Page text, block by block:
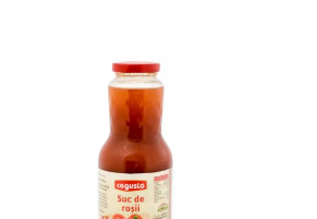
❤ Pune în Wishlist